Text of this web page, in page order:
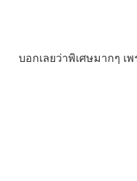
บอกเลยว่าพิเศษมากๆ เพ